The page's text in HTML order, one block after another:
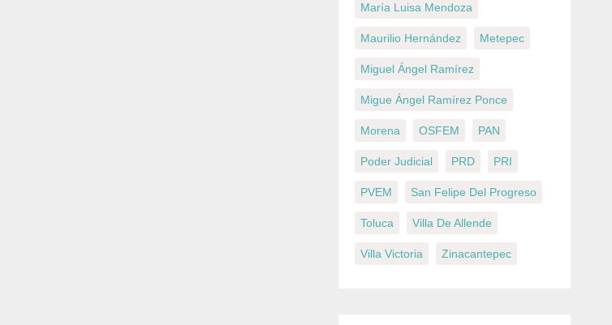
María Luisa Mendoza
Maurilio Hernández Metepec
Miguel Ángel Ramírez
Migue Ángel Ramírez Ponce
Morena OSFEM PAN
Poder Judicial PRD PRI
PVEM San Felipe Del Progreso
Toluca Villa De Allende
Villa Victoria Zinacantepec